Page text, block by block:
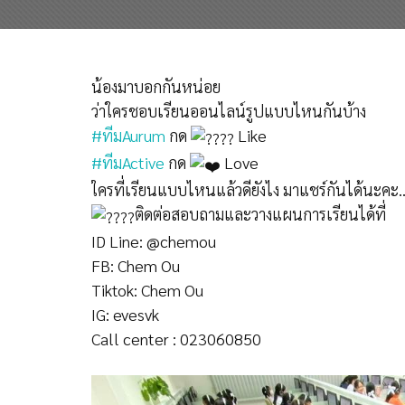
น้องมาบอกกันหน่อย
ว่าใครชอบเรียนออนไลน์รูปแบบไหนกันบ้าง
#ทีมAurum กด
Like
#ทีมActive กด
Love
ใครที่เรียนแบบไหนแล้วดียังไง มาแชร์กันได้นะคะ
ติดต่อสอบถามและวางแผนการเรียนได้ที่
ID Line: @chemou
FB: Chem Ou
Tiktok: Chem Ou
IG: evesvk
Call center : 023060850